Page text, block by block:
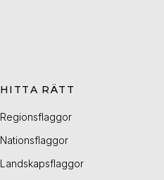
HITTA RÄTT
Regionsflaggor
Nationsflaggor
Landskapsflaggor